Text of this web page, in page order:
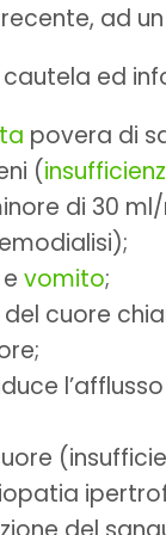
ad
ed
povera di
(
di 30
e vomito;
cuore